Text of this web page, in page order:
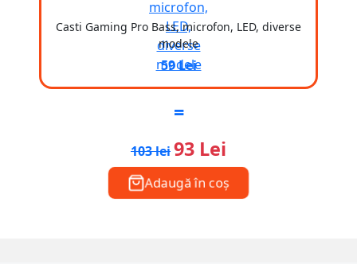
Casti Gaming Pro Bass, microfon, LED, diverse
modele
59 Lei
=
103 lei93 Lei
Adaugă în coș